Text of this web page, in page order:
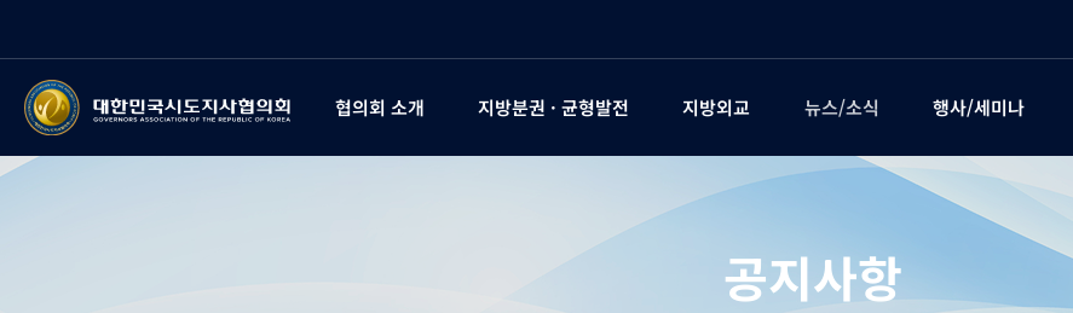
협의회 소개 지방분권 · 균형발전 지방외교 뉴스/소식 행사/세미나
공지사항